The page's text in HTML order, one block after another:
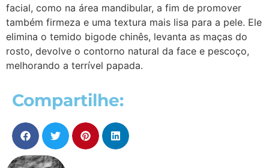
facial, como na área mandibular, a fim de promover
também firmeza e uma textura mais lisa para a pele. Ele
elimina o temido bigode chinês, levanta as maças do
rosto, devolve o contorno natural da face e pescoço,
melhorando a terrível papada.
Compartilhe: